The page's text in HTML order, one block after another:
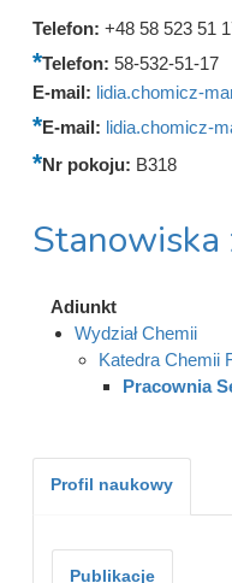
Telefon: +48 58 523 51
Telefon: 58-532-51-17
E-mail: lidia.chomicz-
E-mail: lidia.chomicz-
Nr pokoju: B318
Adiunkt
Wydział Chemii
Katedra Chemii
Pracownia
Profil naukowy
Publikacje